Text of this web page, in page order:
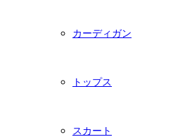
カーディガン
トップス
スカート